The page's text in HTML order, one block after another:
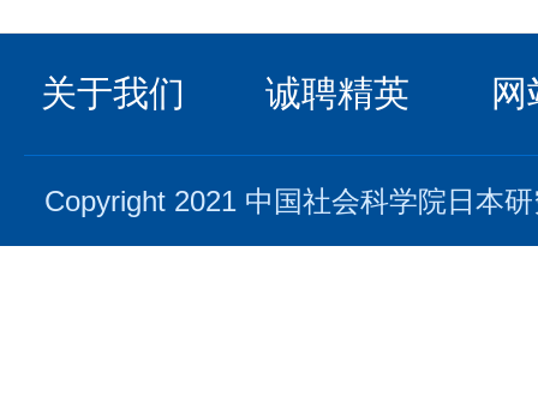
关于我们 诚聘精英
Copyright 2021 中国社会科学院日本